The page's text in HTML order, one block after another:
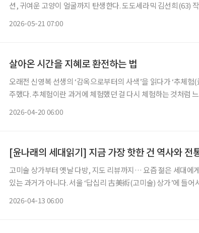
션, 귀여운 고양이 얼굴까지 탄생한다. 도도세라믹 김선희(63)
2026-05-21 07:00
살아온 시간을 지혜로 환전하는 법
오래전 신영복 선생의 ‘감옥으로부터의 사색’을 읽다가 ‘추체
주했다. 추체험이란 과거에 체험했던 걸 다시 체험하는 것처럼
2026-04-20 06:00
[윤나래의 세대읽기] 지금 가장 핫한 건 역사와 전
고미술 상가부터 옛날 다방, 지도 리뷰까지… 요즘 젊은 세대에
있는 과거가 아니다. 서울 ‘답십리 古美術(고미술) 상가’에 들어
2026-04-13 06:00